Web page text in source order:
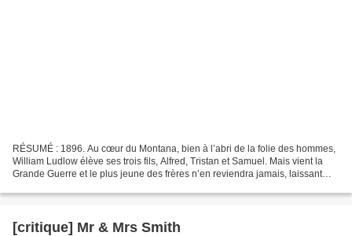
RÉSUMÉ : 1896. Au cœur du Montana, bien à l’abri de la folie des hommes,
William Ludlow élève ses trois fils, Alfred, Tristan et Samuel. Mais vient la
Grande Guerre et le plus jeune des frères n’en reviendra jamais, laissant
[critique] Mr & Mrs Smith